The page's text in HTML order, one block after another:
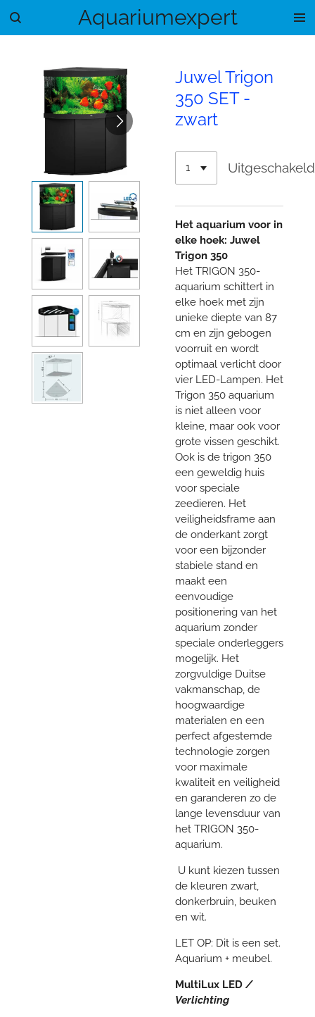
Ga
hoofdinhoud
Aquariumexpert
Juwel Trigon
350 SET -
zwart
Uitgeschakeld
Het aquarium voor in
elke hoek: Juwel
Trigon 350
Het TRIGON 350-
aquarium schittert in
elke hoek met zijn
unieke diepte van 87
cm en zijn gebogen
voorruit en wordt
optimaal verlicht door
vier LED-Lampen. Het
Trigon 350 aquarium
is niet alleen voor
kleine, maar ook voor
grote vissen geschikt.
Ook is de trigon 350
een geweldig huis
voor speciale
zeedieren. Het
veiligheidsframe aan
de onderkant zorgt
voor een bijzonder
stabiele stand en
maakt een
eenvoudige
positionering van het
aquarium zonder
speciale onderleggers
mogelijk. Het
zorgvuldige Duitse
vakmanschap, de
hoogwaardige
materialen en een
perfect afgestemde
technologie zorgen
voor maximale
kwaliteit en veiligheid
en garanderen zo de
lange levensduur van
het TRIGON 350-
aquarium.
U kunt kiezen tussen
de kleuren zwart,
donkerbruin, beuken
en wit.
LET OP: Dit is een set.
Aquarium + meubel.
MultiLux LED /
Verlichting